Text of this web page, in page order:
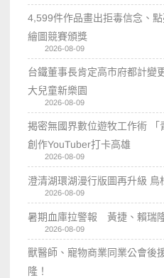
4,599件作品畫出拒毒信念、
繪圖競賽頒獎
2026-08-09
台鐵董事長肯定高市府都計變
大兒童新樂園
2026-08-09
揭密無國界數位遊牧工作術
創作YouTuber打卡高雄
2026-08-09
澄清湖環湖漫行版圖再升級 鳥
2026-08-09
暑期血庫拉警報 黃捷、賴瑞
2026-08-09
獸醫師、寵物商業同業公會後
隆！